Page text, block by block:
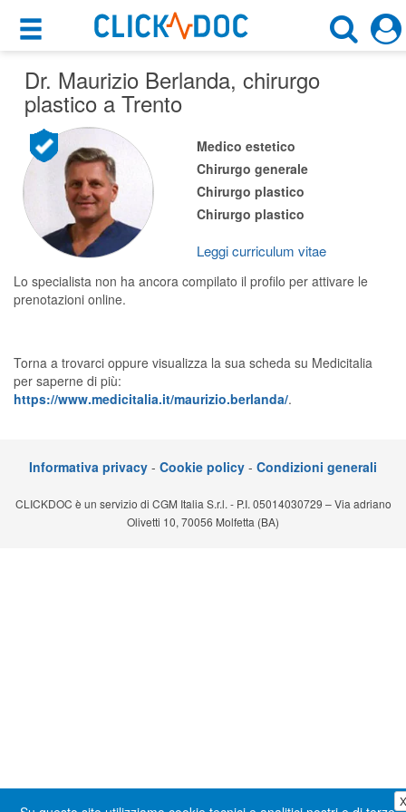
×
Motore di ricerca
×
Cerca uno specialista
Chirurgo Plastico
Trento (TN)
CERCA
Cosa possiamo offrirti
Per i pazienti
Prenota una visita
Ricerca specialisti
Consulti online
Prenotazioni online
Planner e rubrica in cloud
Teleconsulto
Dr. Maurizio Berlanda, chirurgo
plastico a Trento
Medico estetico
Chirurgo generale
Chirurgo plastico
Chirurgo plastico
Leggi curriculum vitae
Lo specialista non ha ancora compilato il profilo per attivare le
prenotazioni online.
Torna a trovarci oppure visualizza la sua scheda su Medicitalia
per saperne di più:
https://www.medicitalia.it/maurizio.berlanda/.
X
Informativa privacy - Cookie policy - Condizioni generali
CLICKDOC è un servizio di CGM Italia S.r.l. - P.I. 05014030729 – Via adriano
Olivetti 10, 70056 Molfetta (BA)